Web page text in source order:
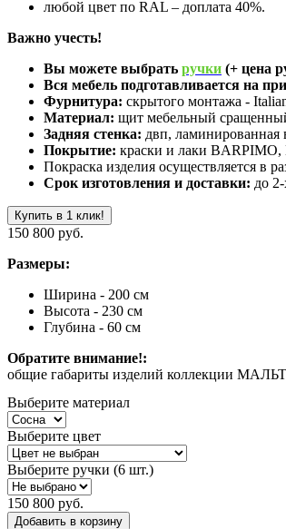
любой цвет по RAL – доплата 40%.
Важно учесть!
Вы можете выбрать ручки (+ цена
Вся мебель подготавливается на
Фурнитура: скрытого монтажа -
Материал: щит мебельный
Задняя стенка: двп, ламинированная
Покрытие: краски и лаки BARPIMO,
Покраска изделия осуществляется в
Срок изготовления и доставки: до
Купить в 1 клик!
150 800 руб.
Размеры:
Ширина - 200 см
Высота - 230 см
Глубина - 60 см
Обратите внимание!:
общие габариты изделий коллекции МАЛЬТА
Выберите материал
Выберите цвет
Выберите ручки (6 шт.)
150 800 руб.
Добавить в корзину